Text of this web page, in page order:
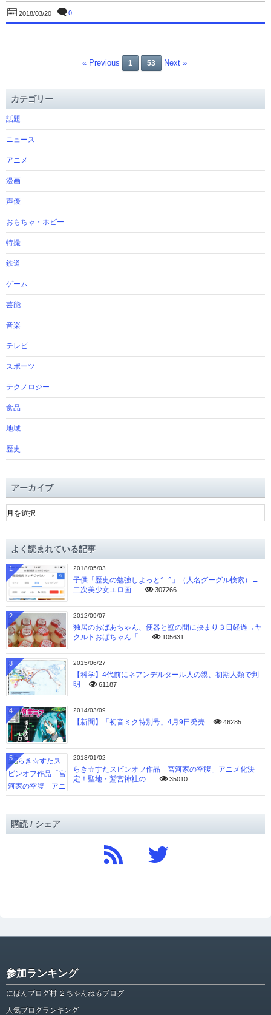
2018/03/20 0
« Previous 1 53 Next »
カテゴリー
話題
ニュース
アニメ
漫画
声優
おもちゃ・ホビー
特撮
鉄道
ゲーム
芸能
音楽
テレビ
スポーツ
テクノロジー
食品
地域
歴史
アーカイブ
ア
ー
ブよく読まれている記事
2018/05/03
子供「歴史の勉強しよっと^_^」（人名グーグル検索）→
二次美少女エロ画...
307266
1
2012/09/07
独居のおばあちゃん、便器と壁の間に挟まり３日経過→ヤ
クルトおばちゃん「...
105631
2
2015/06/27
【科学】4代前にネアンデルタール人の親、初期人類で判
明
61187
3
2014/03/09
【新聞】「初音ミク特別号」4月9日発売 46285
4
2013/01/02
らき☆すたスピンオフ作品「宮河家の空腹」アニメ化決
定！聖地・鷲宮神社の...
35010
5
購読 / シェア
参加ランキング
にほんブログ村 ２ちゃんねるブログ
人気ブログランキング